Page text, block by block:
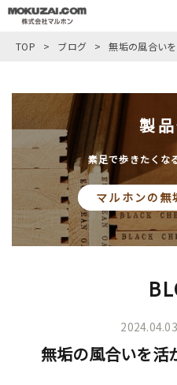
TOP > ブログ > 無垢の風合い
製
素足で歩きたくな
マルホンの
無垢の風合いを活